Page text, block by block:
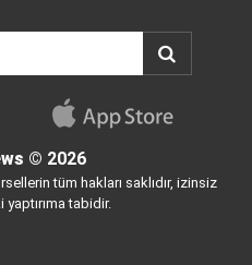
© 2026
tüm hakları saklıdır, izinsiz
yaptırıma tabidir.